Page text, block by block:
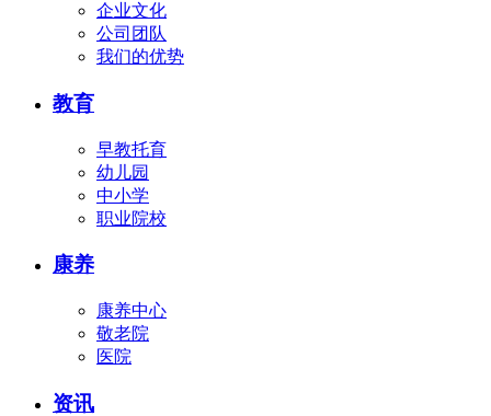
企业文化
公司团队
我们的优势
教育
早教托育
幼儿园
中小学
职业院校
康养
康养中心
敬老院
医院
资讯